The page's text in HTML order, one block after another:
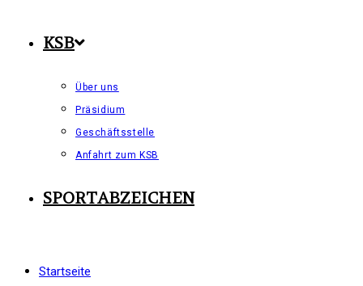
KSB
Über uns
Präsidium
Geschäftsstelle
Anfahrt zum KSB
SPORTABZEICHEN
Startseite